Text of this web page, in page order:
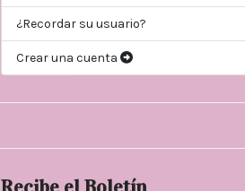
¿Recordar su usuario?
Crear una cuenta